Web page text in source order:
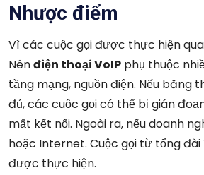
Nhược điểm
Vì các cuộc gọi được thực hiện
Nênđiện thoại VoIP phụ thuộc
tầng mạng, nguồn điện. Nếu băng
đủ, các cuộc gọi có thể bị gián
mất kết nối. Ngoài ra, nếu doanh
hoặc Internet. Cuộc gọi từ tổng đài
được thực hiện.